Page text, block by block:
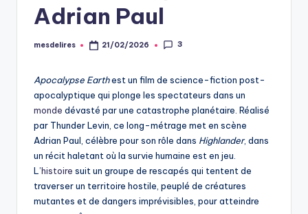
Adrian Paul
Posted
mesdelires 21/02/2026 3
Apocalypse Earthest un film de science-fiction post-
apocalyptique qui plonge les spectateurs dans un
monde dévasté par une catastrophe planétaire. Réalisé
par Thunder Levin, ce long-métrage met en scène
Adrian Paul, célèbre pour son rôle dans Highlander, dans
un récit haletant où la survie humaine est en jeu.
L’histoire suit un groupe de rescapés qui tentent de
traverser un territoire hostile, peuplé de créatures
mutantes et de dangers imprévisibles, pour atteindre